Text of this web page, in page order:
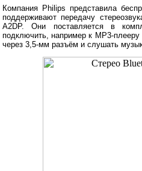
Компания Philips представила
поддерживают передачу
A2DP. Они поставляется в
подключить, например к MP3-
через 3,5-мм разъём и слушать